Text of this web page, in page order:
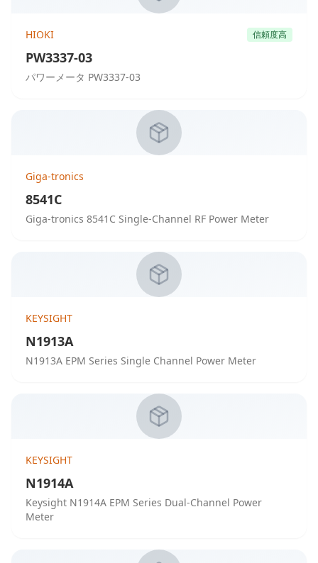
HIOKI 信頼度高
PW3337-03
パワーメータ PW3337-03
Giga-tronics
8541C
Giga-tronics 8541C Single-Channel RF Power Meter
KEYSIGHT
N1913A
N1913A EPM Series Single Channel Power Meter
KEYSIGHT
N1914A
Keysight N1914A EPM Series Dual-Channel Power
Meter